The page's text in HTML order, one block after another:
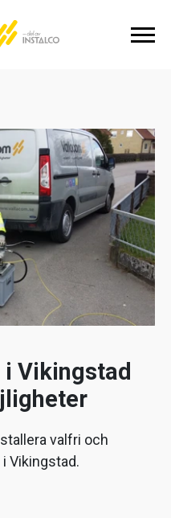
Vikingstad
valfri och
Vikingstad.